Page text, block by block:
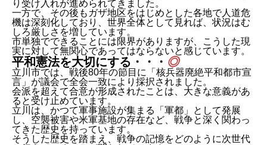
り受け入れが進められてきました。
一方で、その後もガザ地区をはじめとした各地で人道危
機は深刻化しており、世界全体として見れば、状況はむ
しろ厳しさを増しています。
市単独でできることには限界がありますが、こうした現
実に対して無関心であってはならないと感じています。
平和憲法を大切にする・・・ ◎
立川市では、戦後80年の節目に「核兵器廃絶平和都市宣
言」が議会で全会一致により採択されました。
会派を超えて合意が形成されたことは、大きな意義があ
ると受け止めています。
立川は、かつて軍事施設が集まる「軍都」として発展
し、空襲被害や米軍基地の存在など、戦争と深く関わっ
てきた歴史を持っています。
そうした歴史を踏まえ、戦争の記憶をどのように次世代